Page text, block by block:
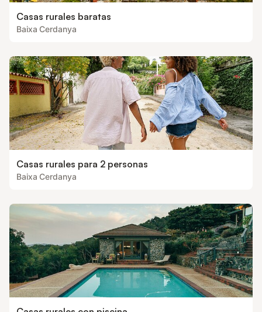
Casas rurales baratas
Baixa Cerdanya
Casas rurales para 2 personas
Baixa Cerdanya